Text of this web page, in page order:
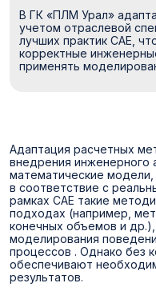
В ГК «ПЛМ Урал»
учетом отраслевой
лучших практик CAE,
корректные
применять
Адаптация расчетных
внедрения инженерного
математические
в соответствие с
рамках CAE такие
подходах (например,
конечных объемов и
моделирования
процессов . Однако без
обеспечивают
результатов.